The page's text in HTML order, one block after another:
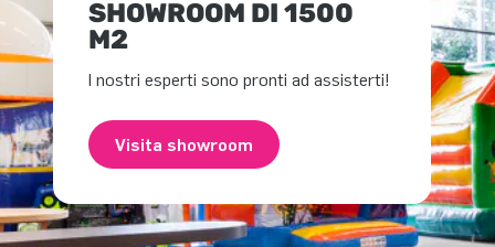
SHOWROOM DI 1500
M2
I nostri esperti sono pronti ad assisterti!
Visita showroom